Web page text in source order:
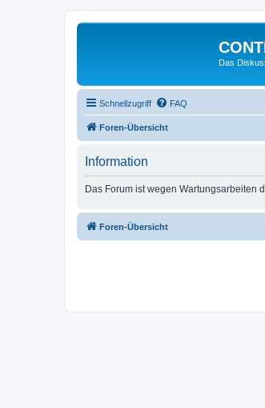
Das
Schnellzugriff FAQ
Foren-Übersicht
Information
Das Forum ist wegen Wartungsarbeiten
Foren-Übersicht